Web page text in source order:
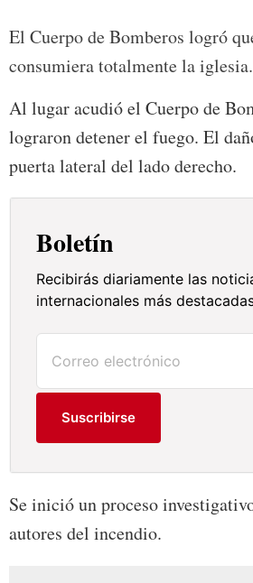
El Cuerpo de Bomberos logró
consumiera totalmente la iglesia.
Al lugar acudió el Cuerpo de
lograron detener el fuego. El
puerta lateral del lado derecho.
Boletín
Recibirás diariamente las
internacionales más
Suscribirse
Se inició un proceso
autores del incendio.